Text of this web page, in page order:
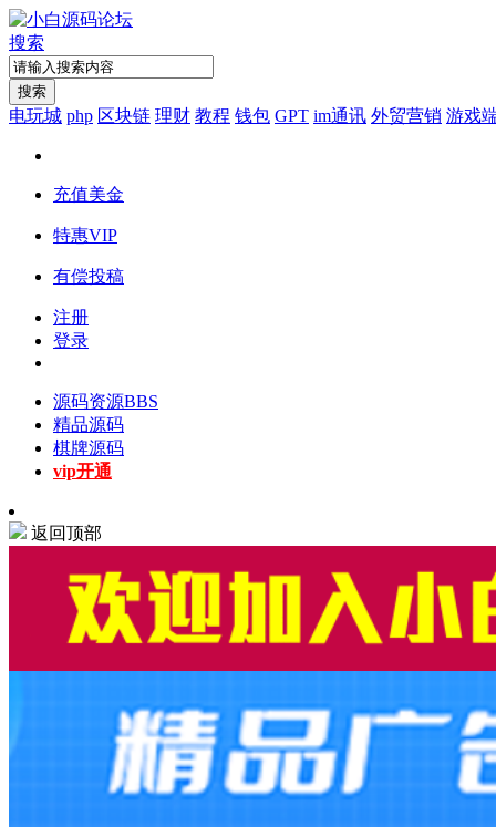
搜索
搜索
电玩城 php 区块链 理财 教程 钱包 GPT im通讯 外贸营销 游戏
充值美金
特惠VIP
有偿投稿
注册
登录
源码资源BBS
精品源码
棋牌源码
vip开通
返回顶部